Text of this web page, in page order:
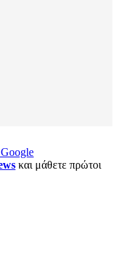
και μάθετε πρώτοι